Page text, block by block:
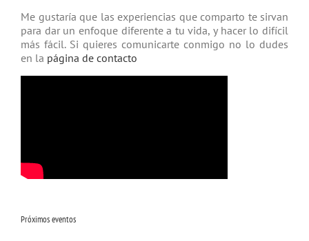
Me gustaría que las experiencias que comparto te sirvan
para dar un enfoque diferente a tu vida, y hacer lo difícil
más fácil. Si quieres comunicarte conmigo no lo dudes
en la página de contacto
Próximos eventos